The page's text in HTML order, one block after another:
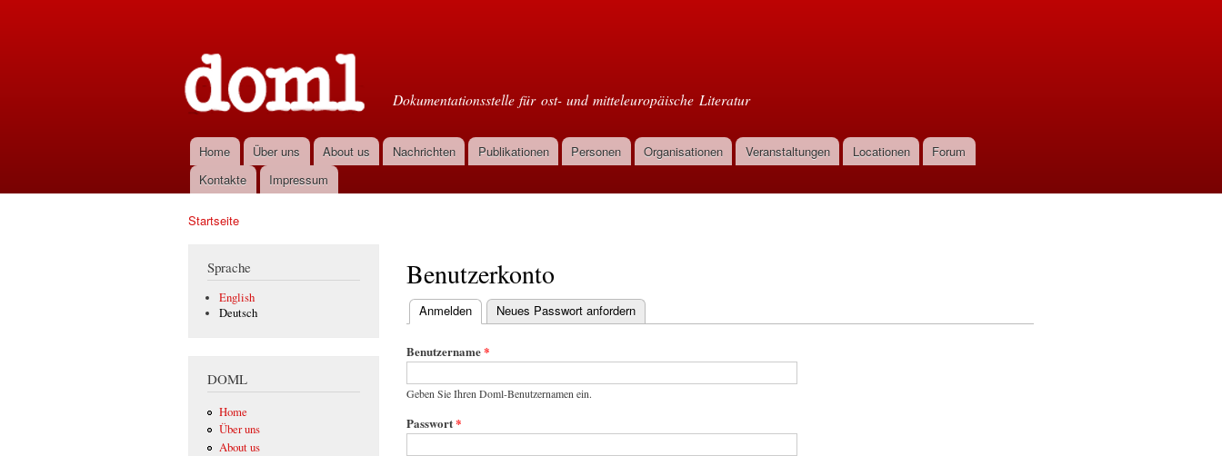
Dokumentationsstelle für ost- und mitteleuropäische Literatur
Hauptmenü
Home Über uns About us Nachrichten Publikationen Personen Organisationen Veranstaltungen Locationen
Forum
Kontakte
Impressum
Startseite
Sprache
English
Deutsch
DOML
Home
Über uns
About us
Benutzerkonto
Haupt-Reiter
Anmelden (aktiver Reiter)
Neues Passwort anfordern
Benutzername*
Geben Sie Ihren Doml-Benutzernamen ein.
Passwort*